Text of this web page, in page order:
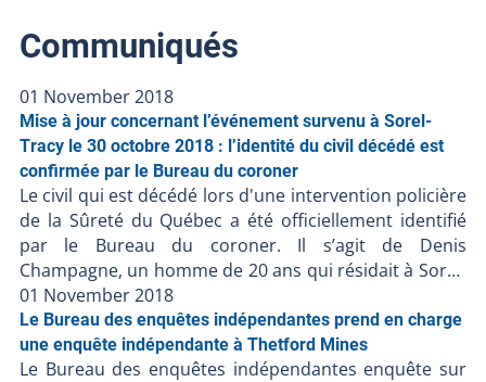
Communiqués
01 November 2018
Mise à jour concernant l’événement survenu à Sorel-
Tracy le 30 octobre 2018 : l’identité du civil décédé est
confirmée par le Bureau du coroner
Le civil qui est décédé lors d'une intervention policière
de la Sûreté du Québec a été officiellement identifié
par le Bureau du coroner. Il s’agit de Denis
Champagne, un homme de 20 ans qui résidait à Sorel-
Tracy. Le BEI continue d’examiner les circonstances
entourant cet événement. Aucune autre information
n’est disponible actuellement. Le Bureau des enquêtes
indépendantes a pour mission de faire enquête dans
01 November 2018
Le Bureau des enquêtes indépendantes prend en charge
une enquête indépendante à Thetford Mines
Le Bureau des enquêtes indépendantes enquête sur